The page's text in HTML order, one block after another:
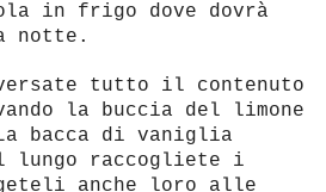
in frigo dove dovrà
notte.
tutto il contenuto
la buccia del limone
bacca di vaniglia
raccogliete i
anche loro alle